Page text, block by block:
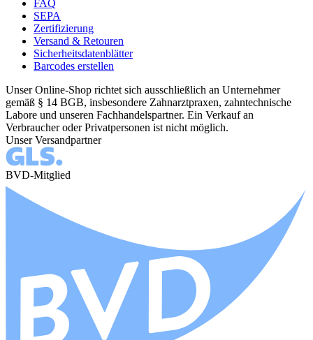
FAQ
SEPA
Zertifizierung
Versand & Retouren
Sicherheitsdatenblätter
Barcodes erstellen
Unser Online-Shop richtet sich ausschließlich an Unternehmer
gemäß § 14 BGB, insbesondere Zahnarztpraxen, zahntechnische
Labore und unseren Fachhandelspartner. Ein Verkauf an
Verbraucher oder Privatpersonen ist nicht möglich.
Unser Versandpartner
BVD-Mitglied